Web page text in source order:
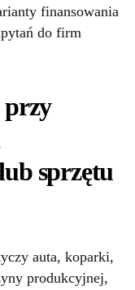
finansowania
do firm
przy
sprzętu
auta, koparki,
produkcyjnej,